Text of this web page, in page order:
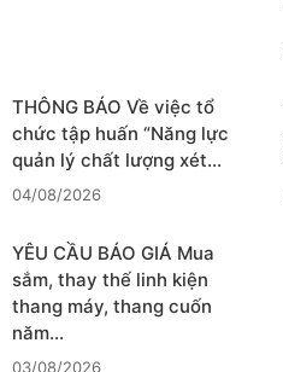
THÔNG BÁO Về việc tổ
chức tập huấn “Năng lực
quản lý chất lượng xét…
04/08/2026
YÊU CẦU BÁO GIÁ Mua
sắm, thay thế linh kiện
thang máy, thang cuốn
năm…
03/08/2026